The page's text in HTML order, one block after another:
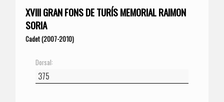
XVIII GRAN FONS DE TURÍS MEMORIAL RAIMON
SORIA
Cadet (2007-2010)
Dorsal: